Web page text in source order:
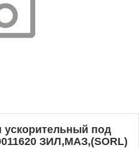
ускорительный под
ЗИЛ,МАЗ,(SORL)